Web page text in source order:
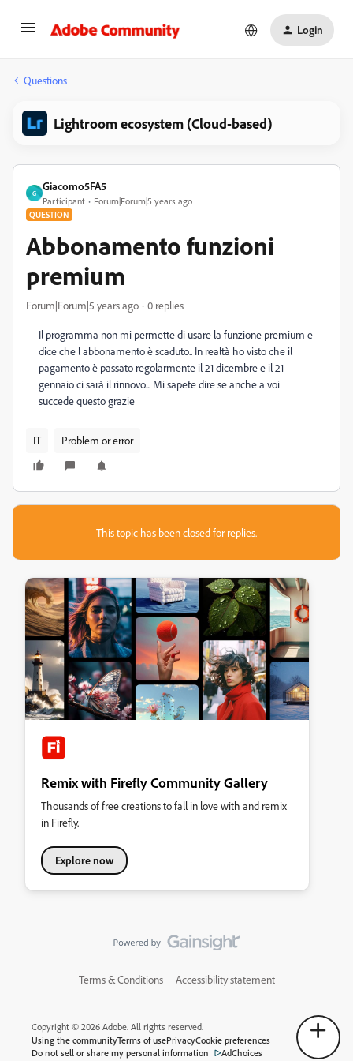
Login
Questions
Lightroom ecosystem (Cloud-based)
G
Giacomo5FA5
Participant Forum|Forum|5 years ago
QUESTION
Abbonamento funzioni
premium
Forum|Forum|5 years ago 0 replies
Il programma non mi permette di usare la funzione premium e
dice che l abbonamento è scaduto.. In realtà ho visto che il
pagamento è passato regolarmente il 21 dicembre e il 21
gennaio ci sarà il rinnovo... Mi sapete dire se anche a voi
succede questo grazie
IT Problem or error
This topic has been closed for replies.
Remix with Firefly Community Gallery
Thousands of free creations to fall in love with and remix
in Firefly.
Explore now
Terms & Conditions Accessibility statement
Copyright © 2026 Adobe. All rights reserved.
Using the communityTerms of usePrivacyCookie preferences
Do not sell or share my personal information
AdChoices